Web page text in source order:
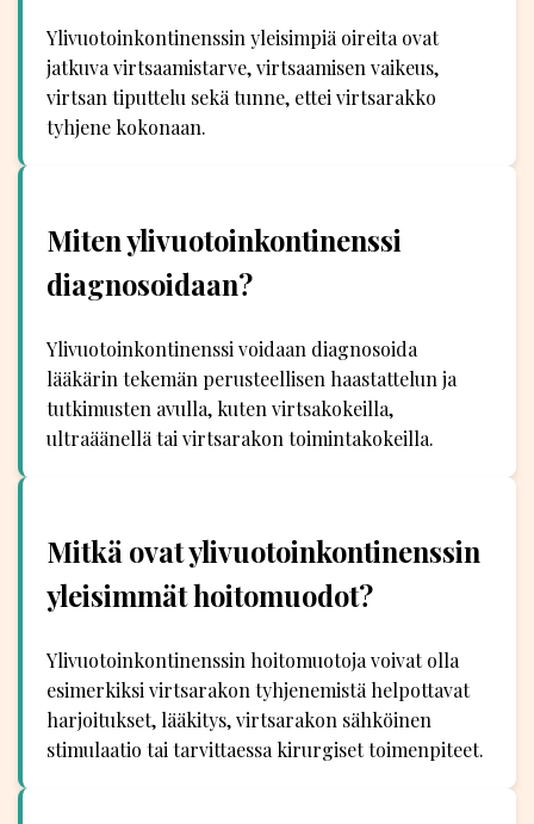
Ylivuotoinkontinenssin yleisimpiä oireita ovat
jatkuva virtsaamistarve, virtsaamisen vaikeus,
virtsan tiputtelu sekä tunne, ettei virtsarakko
tyhjene kokonaan.
Miten ylivuotoinkontinenssi
diagnosoidaan?
Ylivuotoinkontinenssi voidaan diagnosoida
lääkärin tekemän perusteellisen haastattelun ja
tutkimusten avulla, kuten virtsakokeilla,
ultraäänellä tai virtsarakon toimintakokeilla.
Mitkä ovat ylivuotoinkontinenssin
yleisimmät hoitomuodot?
Ylivuotoinkontinenssin hoitomuotoja voivat olla
esimerkiksi virtsarakon tyhjenemistä helpottavat
harjoitukset, lääkitys, virtsarakon sähköinen
stimulaatio tai tarvittaessa kirurgiset toimenpiteet.